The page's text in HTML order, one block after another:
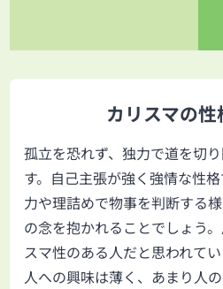
カリスマの
孤立を恐れず、独力で道を切
す。自己主張が強く強情な性
力や理詰めで物事を判断する
の念を抱かれることでしょう
スマ性のある人だと思われて
人への興味は薄く、あまり人